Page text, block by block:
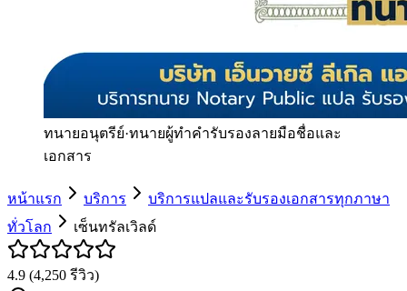
ทนายอนุตรีย์·ทนายผู้ทำคำรับรองลายมือชื่อและ
เอกสาร
หน้าแรก บริการ
บริการแปลและรับรองเอกสารทุกภาษา
ทั่วโลก
เซ็นทรัลเวิลด์
4.9 (4,250 รีวิว)